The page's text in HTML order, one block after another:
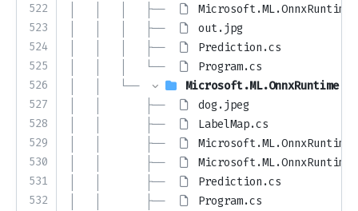
522
523
524
525
526
527
528
529
530
531
532
│   │   │   ├──
│   │   │   ├──
out.jpg
│   │   │   ├──
Prediction.cs
│   │   │   └──
Program.cs
│   │   └──
│   │       ├──
dog.jpeg
│   │       ├──
LabelMap.cs
│   │       ├──
│   │       ├──
│   │       ├──
Prediction.cs
│   │       ├──
Program.cs